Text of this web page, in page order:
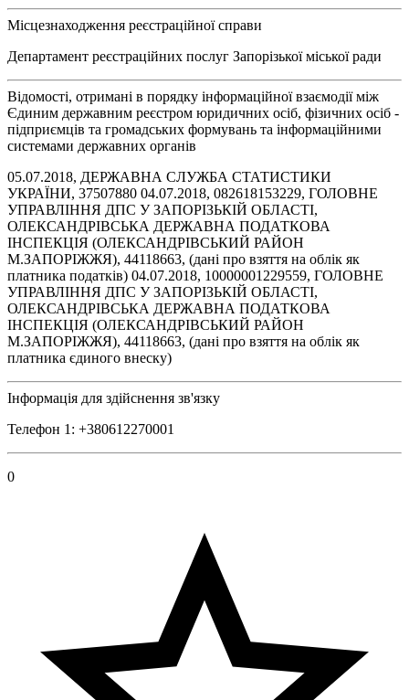
Місцезнаходження реєстраційної справи
Департамент реєстраційних послуг Запорізької міської ради
Відомості, отримані в порядку інформаційної взаємодії між
Єдиним державним реєстром юридичних осіб, фізичних осіб -
підприємців та громадських формувань та інформаційними
системами державних органів
05.07.2018, ДЕРЖАВНА СЛУЖБА СТАТИСТИКИ
УКРАЇНИ, 37507880 04.07.2018, 082618153229, ГОЛОВНЕ
УПРАВЛІННЯ ДПС У ЗАПОРІЗЬКІЙ ОБЛАСТІ,
ОЛЕКСАНДРІВСЬКА ДЕРЖАВНА ПОДАТКОВА
ІНСПЕКЦІЯ (ОЛЕКСАНДРІВСЬКИЙ РАЙОН
М.ЗАПОРІЖЖЯ), 44118663, (дані про взяття на облік як
платника податків) 04.07.2018, 10000001229559, ГОЛОВНЕ
УПРАВЛІННЯ ДПС У ЗАПОРІЗЬКІЙ ОБЛАСТІ,
ОЛЕКСАНДРІВСЬКА ДЕРЖАВНА ПОДАТКОВА
ІНСПЕКЦІЯ (ОЛЕКСАНДРІВСЬКИЙ РАЙОН
М.ЗАПОРІЖЖЯ), 44118663, (дані про взяття на облік як
платника єдиного внеску)
Інформація для здійснення зв'язку
Телефон 1: +380612270001
0